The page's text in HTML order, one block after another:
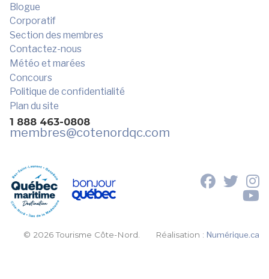
Blogue
Corporatif
Section des membres
Contactez-nous
Météo et marées
Concours
Politique de confidentialité
Plan du site
1 888 463-0808
membres@cotenordqc.com
© 2026 Tourisme Côte-Nord. Réalisation :Numérique.ca